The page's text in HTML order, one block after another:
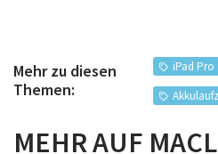
Mehr zu diesen
Themen:
iPad Pro
MEHR AUF